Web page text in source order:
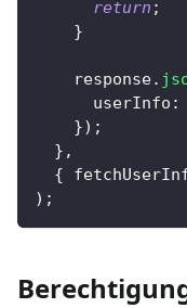
return ;
}
    response
.
      userInfo
:
}) ;
} ,
{
) ;